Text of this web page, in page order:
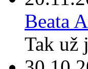
Beata
Tak už